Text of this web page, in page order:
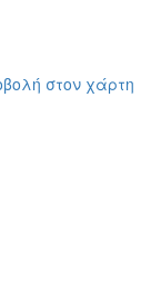
στον χάρτη